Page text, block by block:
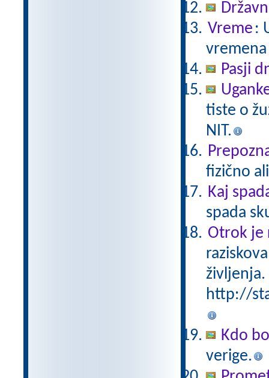
Vreme :
Pasji
tiste o
NIT.
fizično
Kaj
spada
Otrok je
življenja.
http://
Kdo
verige.